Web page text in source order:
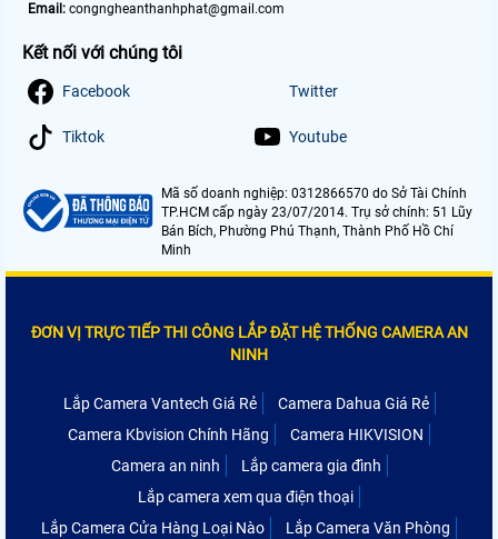
Email: congngheanthanhphat@gmail.com
Kết nối với chúng tôi
Facebook Twitter
Tiktok Youtube
Mã số doanh nghiệp: 0312866570 do Sở Tài Chính
TP.HCM cấp ngày 23/07/2014. Trụ sở chính: 51 Lũy
Bán Bích, Phường Phú Thạnh, Thành Phố Hồ Chí
Minh
ĐƠN VỊ TRỰC TIẾP THI CÔNG LẮP ĐẶT HỆ THỐNG CAMERA AN
NINH
Lắp Camera Vantech Giá Rẻ
Camera Dahua Giá Rẻ
Camera Kbvision Chính Hãng
Camera HIKVISION
Camera an ninh
Lắp camera gia đình
Lắp camera xem qua điện thoại
Lắp Camera Cửa Hàng Loại Nào
Lắp Camera Văn Phòng